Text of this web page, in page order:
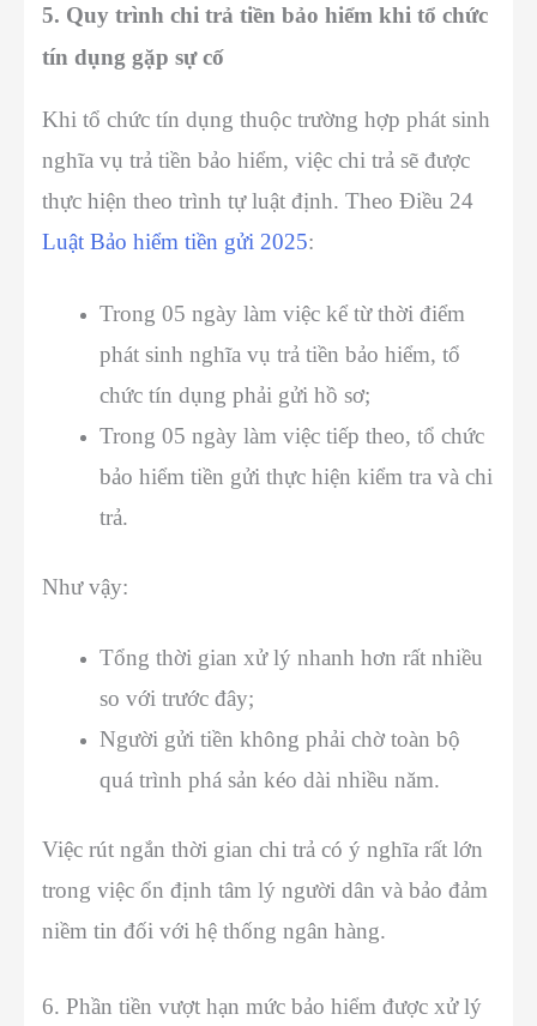
5. Quy trình chi trả tiền bảo hiểm khi tổ chức
tín dụng gặp sự cố
Khi tổ chức tín dụng thuộc trường hợp phát sinh
nghĩa vụ trả tiền bảo hiểm, việc chi trả sẽ được
thực hiện theo trình tự luật định. Theo Điều 24
Luật Bảo hiểm tiền gửi 2025:
Trong 05 ngày làm việc kể từ thời điểm
phát sinh nghĩa vụ trả tiền bảo hiểm, tổ
chức tín dụng phải gửi hồ sơ;
Trong 05 ngày làm việc tiếp theo, tổ chức
bảo hiểm tiền gửi thực hiện kiểm tra và chi
trả.
Như vậy:
Tổng thời gian xử lý nhanh hơn rất nhiều
so với trước đây;
Người gửi tiền không phải chờ toàn bộ
quá trình phá sản kéo dài nhiều năm.
Việc rút ngắn thời gian chi trả có ý nghĩa rất lớn
trong việc ổn định tâm lý người dân và bảo đảm
niềm tin đối với hệ thống ngân hàng.
6. Phần tiền vượt hạn mức bảo hiểm được xử lý